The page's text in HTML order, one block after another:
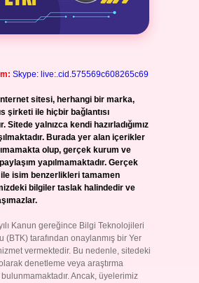
Skype: live:.cid.575569c608265c69
sitesi, herhangi bir marka,
şirketi ile hiçbir bağlantısı
Sitede yalnızca kendi hazırladığımız
Burada yer alan içerikler
olup, gerçek kurum ve
yapılmamaktadır. Gerçek
isim benzerlikleri tamamen
bilgiler taslak halindedir ve
Kanun gereğince Bilgi Teknolojileri
(BTK) tarafından onaylanmış bir Yer
vermektedir. Bu nedenle, sitedeki
denetleme veya araştırma
Ancak, üyelerimiz